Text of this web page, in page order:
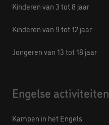
Kinderen van 3 tot 8 jaar
Kinderen van 9 tot 12 jaar
Jongeren van 13 tot 18 jaar
Engelse activiteiten
Kampen in het Engels